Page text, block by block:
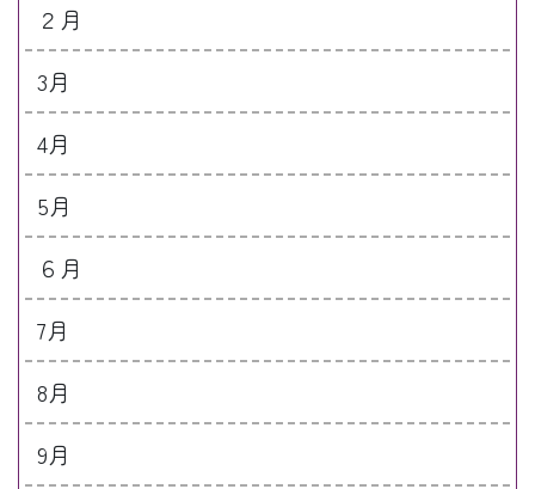
２月
3月
4月
5月
６月
7月
8月
9月